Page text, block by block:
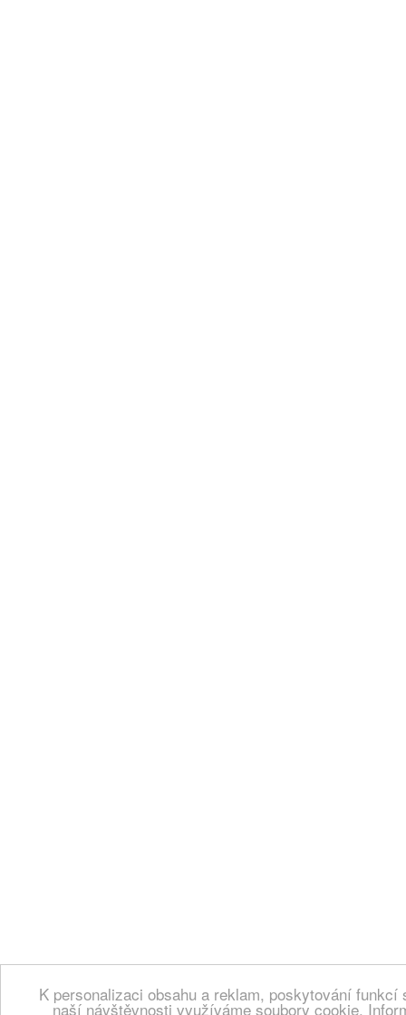
K personalizaci obsahu a reklam, poskytování
naší návštěvnosti využíváme soubory cookie.